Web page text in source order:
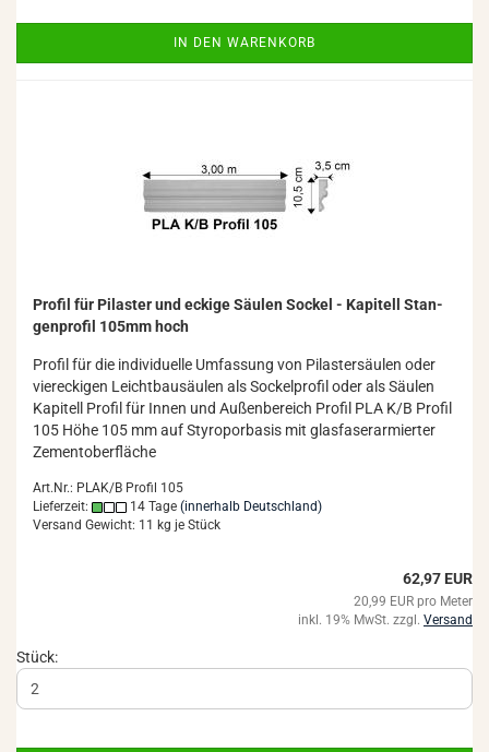
IN DEN WARENKORB
Pro­fil für Pi­las­ter und ecki­ge Säu­len So­ckel - Ka­pi­tell Stan­
gen­pro­fil 105mm hoch
Pro­fil für die in­di­vi­du­el­le Um­fas­sung von Pi­las­ter­säu­len oder
vier­ecki­gen Leicht­bau­säu­len als So­ckel­pro­fil oder als Säu­len
Ka­pi­tell Pro­fil für Innen und Au­ßen­be­reich Pro­fil PLA K/B Pro­fil
105 Höhe 105 mm auf Sty­ro­por­ba­sis mit glas­fa­ser­ar­mier­ter
Ze­ment­ober­flä­che
Art.Nr.: PLAK/B Profil 105
Lieferzeit:
14 Tage (innerhalb Deutschland)
Versand Gewicht: 11 kg je Stück
62,97 EUR
20,99 EUR pro Meter
inkl. 19% MwSt. zzgl. Versand
Stück: